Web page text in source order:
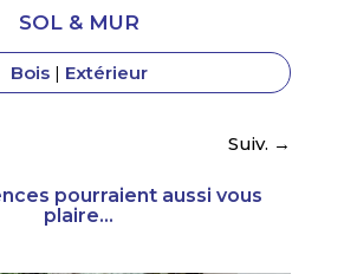
SOL & MUR
Bois| Extérieur
Suiv. →
pourraient aussi vous
plaire...